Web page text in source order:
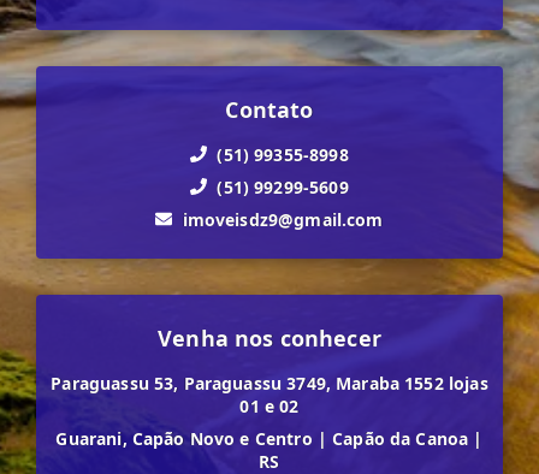
Contato
(51) 99355-8998
(51) 99299-5609
imoveisdz9@gmail.com
Venha nos conhecer
Paraguassu 53, Paraguassu 3749, Maraba 1552 lojas
01 e 02
Guarani, Capão Novo e Centro | Capão da Canoa |
RS